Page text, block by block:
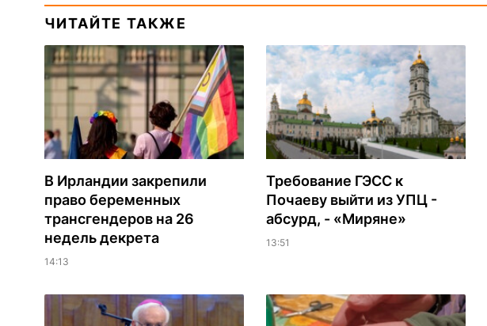
ЧИТАЙТЕ ТАКЖЕ
В Ирландии закрепили
право беременных
трансгендеров на 26
недель декрета
14:13
Требование ГЭСС к
Почаеву выйти из УПЦ -
абсурд, - «Миряне»
13:51